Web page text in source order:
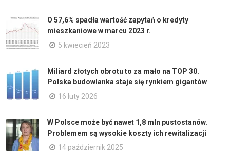
O 57,6% spadła wartość zapytań o kredyty
mieszkaniowe w marcu 2023 r.
5 kwiecień 2023
Miliard złotych obrotu to za mało na TOP 30.
Polska budowlanka staje się rynkiem gigantów
16 luty 2026
W Polsce może być nawet 1,8 mln pustostanów.
Problemem są wysokie koszty ich rewitalizacji
14 październik 2025